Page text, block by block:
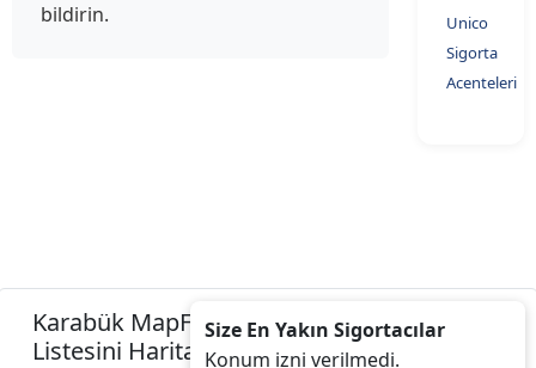
bildirin.
Unico
Sigorta
Acenteleri
Karabük MapFre Sigorta Acenteleri
Listesini Harita Konumunuza İzin Vererek
Size En Yakın Sigortacılar
Konum izni verilmedi.